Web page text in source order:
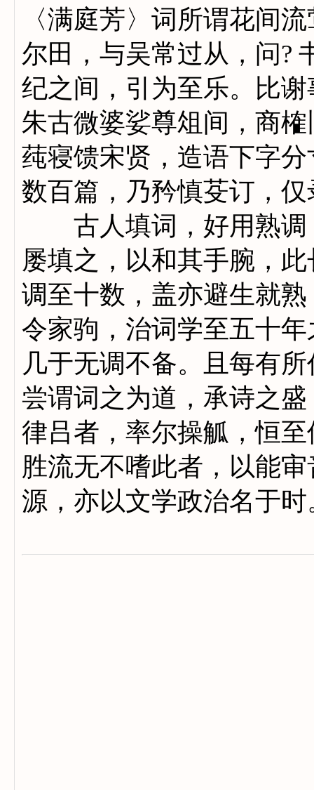
〈满庭芳〉词所谓花间
尔田，与吴常过从，问?
纪之间，引为至乐。比
朱古微婆娑尊俎间，商
莼寝馈宋贤，造语下字
数百篇，乃矜慎芟订，
古人填词，好用熟调
屡填之，以和其手腕，
调至十数，盖亦避生就
令家驹，治词学至五十
几于无调不备。且每有
尝谓词之为道，承诗之
律吕者，率尔操觚，恒
胜流无不嗜此者，以能
源，亦以文学政治名于时